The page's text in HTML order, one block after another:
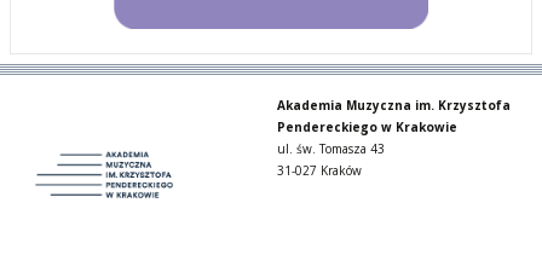
Akademia Muzyczna im. Krzysztofa
Pendereckiego w Krakowie
ul. św. Tomasza 43
31-027 Kraków